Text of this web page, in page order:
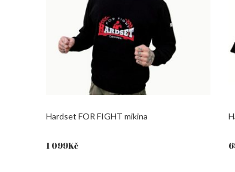
Hardset FOR FIGHT mikina
1 099Kč